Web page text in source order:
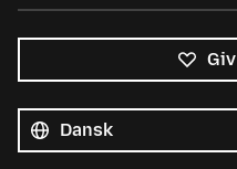
sprog
Sprog